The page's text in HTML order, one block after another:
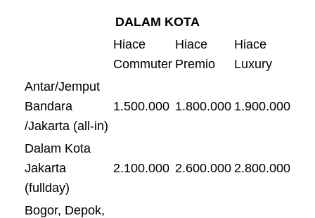
DALAM KOTA
Hiace
Commuter
Hiace
Premio
Hiace
Luxury
Antar/Jemput
Bandara
/Jakarta (all-in)
1.500.000 1.800.000 1.900.000
Dalam Kota
Jakarta
(fullday)
2.100.000 2.600.000 2.800.000
Bogor, Depok,